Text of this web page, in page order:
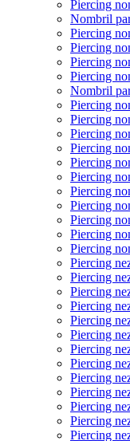
Piercing
Nombril
Piercing
Piercing
Piercing
Piercing
Nombril
Piercing
Piercing
Piercing
Piercing
Piercing
Piercing
Piercing
Piercing
Piercing
Piercing
Piercing
Piercing
Piercing
Piercing
Piercing
Piercing
Piercing
Piercing
Piercing
Piercing
Piercing
Piercing
Piercing
Piercing